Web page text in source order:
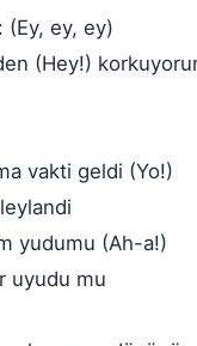
(Ey, ey, ey)
(Hey!)
vakti geldi (Yo!)
yudumu (Ah-a!)
uyudu mu